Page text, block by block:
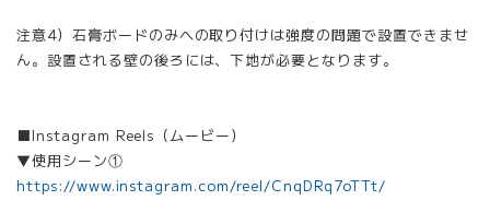
注意4）石膏ボードのみへの取り付けは強度の問題で設置できませ
ん。設置される壁の後ろには、下地が必要となります。
■Instagram Reels（ムービー）
▼使用シーン①
https://www.instagram.com/reel/CnqDRq7oTTt/